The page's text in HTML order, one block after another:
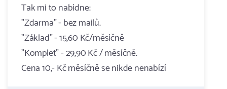
Tak mi to nabídne:
"Zdarma" - bez mailů.
"Základ" - 15,60 Kč/měsíčně
"Komplet" - 29,90 Kč / měsíčně.
Cena 10,- Kč měsíčně se nikde nenabízí